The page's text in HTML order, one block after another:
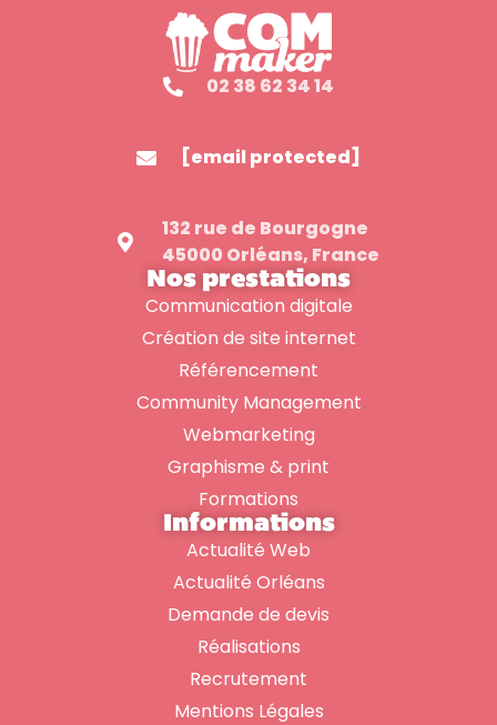
02 38 62 34 14
[email protected]
132 rue de Bourgogne
45000 Orléans, France
Nos prestations
Communication digitale
Création de site internet
Référencement
Community Management
Webmarketing
Graphisme & print
Formations
Informations
Actualité Web
Actualité Orléans
Demande de devis
Réalisations
Recrutement
Mentions Légales